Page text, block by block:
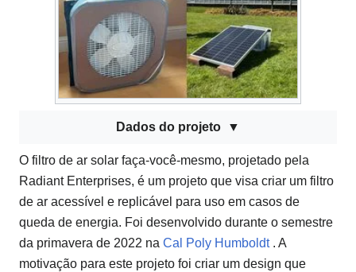
Dados do projeto
O filtro de ar solar faça-você-mesmo, projetado pela
Radiant Enterprises, é um projeto que visa criar um filtro
de ar acessível e replicável para uso em casos de
queda de energia. Foi desenvolvido durante o semestre
da primavera de 2022 na Cal Poly Humboldt. A
motivação para este projeto foi criar um design que